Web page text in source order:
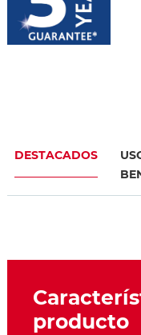
DESTACADOS
producto